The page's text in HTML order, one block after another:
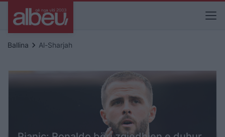
Ballina keyboard_arrow_right Al-Sharjah